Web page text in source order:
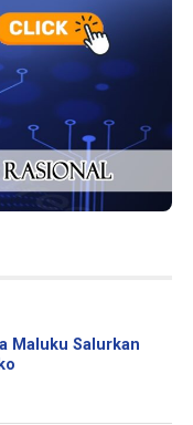
Maluku Salurkan